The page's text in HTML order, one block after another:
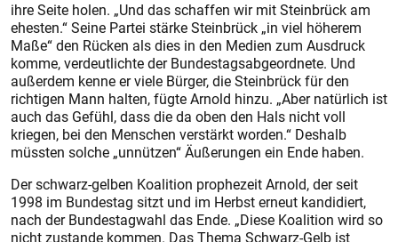
ihre Seite holen. „Und das schaffen wir mit Steinbrück am
ehesten.“ Seine Partei stärke Steinbrück „in viel höherem
Maße“ den Rücken als dies in den Medien zum Ausdruck
komme, verdeutlichte der Bundestagsabgeordnete. Und
außerdem kenne er viele Bürger, die Steinbrück für den
richtigen Mann halten, fügte Arnold hinzu. „Aber natürlich ist
auch das Gefühl, dass die da oben den Hals nicht voll
kriegen, bei den Menschen verstärkt worden.“ Deshalb
müssten solche „unnützen“ Äußerungen ein Ende haben.
Der schwarz-gelben Koalition prophezeit Arnold, der seit
1998 im Bundestag sitzt und im Herbst erneut kandidiert,
nach der Bundestagwahl das Ende. „Diese Koalition wird so
nicht zustande kommen. Das Thema Schwarz-Gelb ist